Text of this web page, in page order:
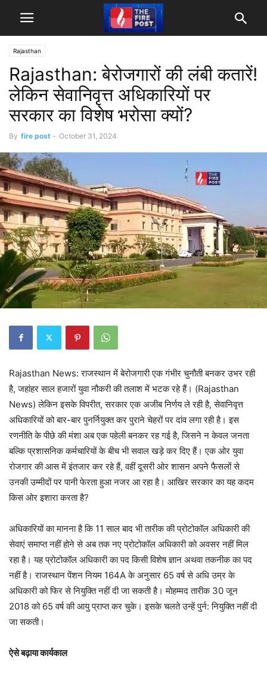
Rajasthan
Rajasthan: बेरोजगारों की लंबी कतारें!
लेकिन सेवानिवृत्त अधिकारियों पर
सरकार का विशेष भरोसा क्यों?
By fire post - October 31, 2024
Rajasthan News: राजस्थान में बेरोजगारी एक गंभीर चुनौती बनकर उभर रही
है, जहांहर साल हजारों युवा नौकरी की तलाश में भटक रहे हैं। (Rajasthan
News) लेकिन इसके विपरीत, सरकार एक अजीब निर्णय ले रही है, सेवानिवृत्त
अधिकारियों को बार-बार पुनर्नियुक्त कर पुराने चेहरों पर दांव लगा रही है। इस
रणनीति के पीछे की मंशा अब एक पहेली बनकर रह गई है, जिसने न केवल जनता
बल्कि प्रशासनिक कर्मचारियों के बीच भी सवाल खड़े कर दिए हैं। एक ओर युवा
रोजगार की आस में इंतजार कर रहे हैं, वहीं दूसरी ओर शासन अपने फैसलों से
उनकी उम्मीदों पर पानी फेरता हुआ नजर आ रहा है। आखिर सरकार का यह कदम
किस ओर इशारा करता है?
अधिकारियों का मानना है कि 11 साल बाद भी तारीक की प्रोटोकॉल अधिकारी की
सेवाएं समाप्त नहीं होने से अब तक नए प्रोटोकॉल अधिकारी को अवसर नहीं मिल
रहा है। यह प्रोटोकॉल अधिकारी का पद किसी विशेष ज्ञान अथवा तकनीक का पद
नहीं है। राजस्थान पेंशन नियम 164A के अनुसार 65 वर्ष से अधि उम्र के
अधिकारी को फिर से नियुक्ति नहीं दी जा सकती है। मोहम्मद तारीक 30 जून
2018 को 65 वर्ष की आयु प्राप्त कर चुके। इसके चलते उन्हें पुर्न: नियुक्ति नहीं दी
जा सकती।
ऐसे बढ़ाया कार्यकाल